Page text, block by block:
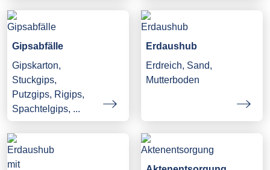
Gipsabfälle
Gipskarton,
Stuckgips,
Putzgips, Rigips,
Spachtelgips, ...
Erdaushub
Erdreich, Sand,
Mutterboden